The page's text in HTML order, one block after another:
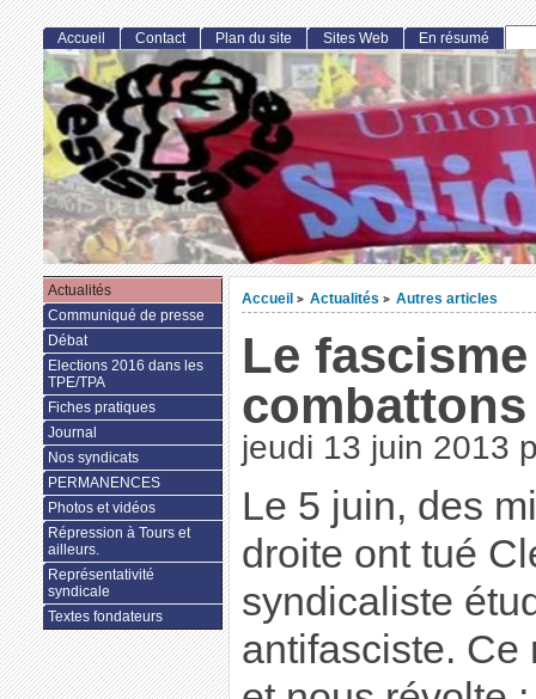
Accueil > Actualités > Autres articles
Le
jeudi 13 juin 2013
Le 5 juin, des
droite ont tué
syndicaliste
antifasciste. Ce
Accueil Contact Plan du site Sites Web En résumé
Actualités
Communiqué de presse
Débat
Elections 2016 dans les
TPE/TPA
Fiches pratiques
Journal
Nos syndicats
PERMANENCES
Photos et vidéos
Répression à Tours et
ailleurs.
Représentativité
syndicale
Textes fondateurs